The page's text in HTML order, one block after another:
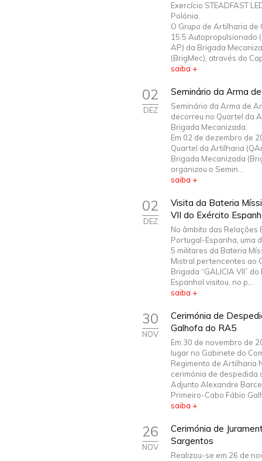
Exercício STEADFAST
Polónia.
O Grupo de Artilharia de
15.5 Autopropulsionado
AP) da Brigada
(BrigMec), através do
saiba +
02
DEZ
Seminário da Arma
Seminário da Arma de
decorreu no Quartel da
Brigada Mecanizada.
Em 02 de dezembro de
Quartel da Artilharia
Brigada Mecanizada
organizou o Semin...
saiba +
02
DEZ
Visita da Bateria
VII do Exército
No âmbito das Relações
Portugal-Espanha, uma
5 militares da Bateria
Mistral pertencentes ao
Brigada “GALICIA VII” do
Espanhol visitou, no p...
saiba +
30
NOV
Cerimónia de
Galhofa do RA5
Em 30 de novembro de
lugar no Gabinete do
Regimento de Artilharia
cerimónia de despedida
Adjunto Alexandre
Primeiro-Cabo Fábio
saiba +
26
NOV
Cerimónia de
Sargentos
Realizou-se em 26 de